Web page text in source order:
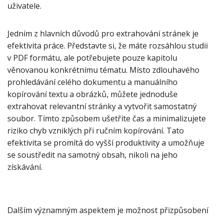
uživatele.
Jedním z hlavních důvodů pro extrahování stránek je
efektivita práce. Představte si, že máte rozsáhlou studii
v PDF formátu, ale potřebujete pouze kapitolu
věnovanou konkrétnímu tématu. Místo zdlouhavého
prohledávání celého dokumentu a manuálního
kopírování textu a obrázků, můžete jednoduše
extrahovat relevantní stránky a vytvořit samostatný
soubor. Tímto způsobem ušetříte čas a minimalizujete
riziko chyb vzniklých při ručním kopírování. Tato
efektivita se promítá do vyšší produktivity a umožňuje
se soustředit na samotný obsah, nikoli na jeho
získávání.
Dalším významným aspektem je možnost přizpůsobení